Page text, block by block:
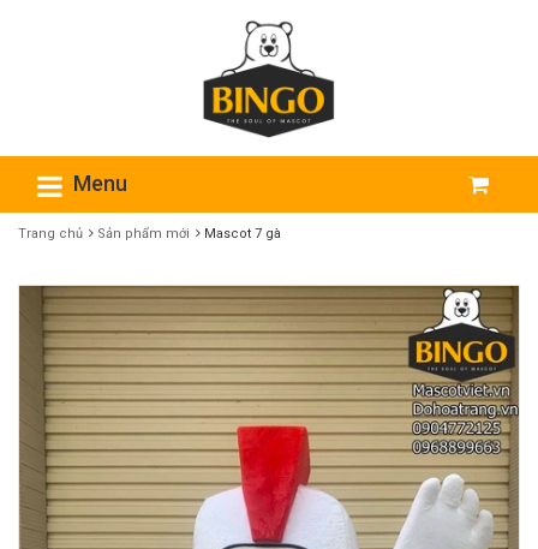
Menu
Trang chủ Sản phẩm mới Mascot 7 gà